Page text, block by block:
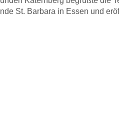
St. Barbara in Essen und